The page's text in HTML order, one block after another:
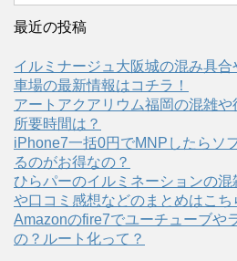
最近の投稿
イルミナージュ大阪城の混み具
車場の最新情報はコチラ！
アートアクアリウム福岡の混雑
所要時間は？
iPhone7一括0円でMNPしたらソ
るのがお得なの？
ひらパーのイルミネーションの混
や口コミ感想などのまとめはこち
Amazonのfire7でユーチューブや
の？ルート化って？